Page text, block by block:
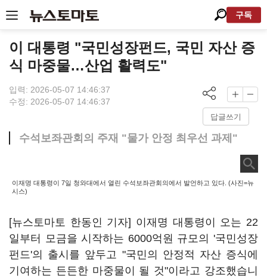
구독
이 대통령 "국민성장펀드, 국민 자산 증
식 마중물…산업 활력도"
입력: 2026-05-07 14:46:37
수정: 2026-05-07 14:46:37
답글쓰기
수석보좌관회의 주재 "물가 안정 최우선 과제"
이재명 대통령이 7일 청와대에서 열린 수석보좌관회의에서 발언하고 있다. (사진=뉴
시스)
[뉴스토마토 한동인 기자] 이재명 대통령이 오는 22
일부터 모금을 시작하는 6000억원 규모의 '국민성장
펀드'의 출시를 앞두고 "국민의 안정적 자산 증식에
기여하는 든든한 마중물이 될 것"이라고 강조했습니